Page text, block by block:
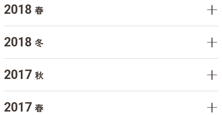
2018 春
2018 冬
2017 秋
2017 春